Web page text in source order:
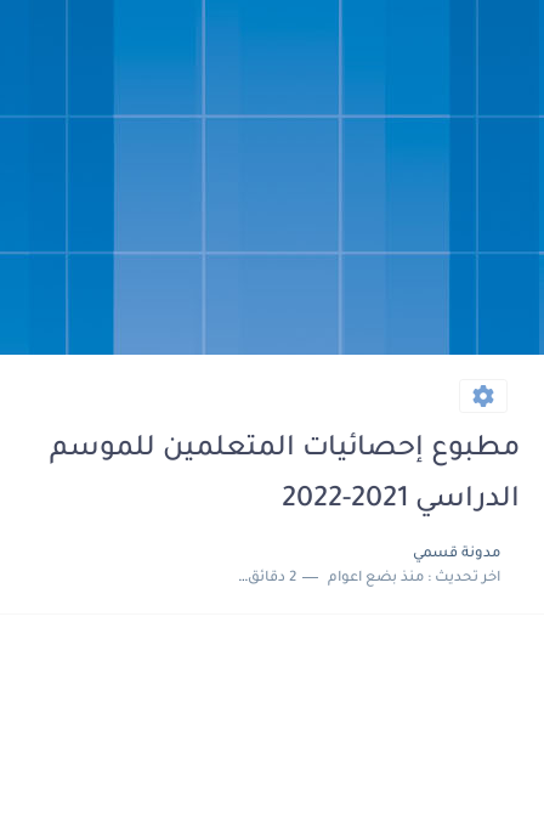
مطبوع إحصائيات المتعلمين للموسم
الدراسي 2021-2022
مدونة قسمي
اخر تحديث :منذ بضع اعوام 2 دقائق للقراءة